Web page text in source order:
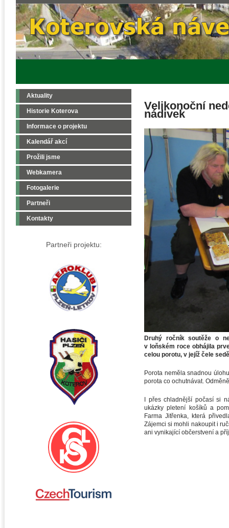
Aktuality
Historie Koterova
Informace o projektu
Kalendář akcí
Prožili jsme
Webkamera
Fotogalerie
Partneři
Kontakty
Partneři projektu:
Velikonoční
nádivek
Druhý ročník soutěže o
v loňském roce obhájila
celou porotu, v jejíž čele
Porota neměla snadnou
porota co ochutnávat.
I přes chladnější počasí si
ukázky pletení košíků a
Farma Jitřenka, která
Zájemci si mohli nakoupit i
ani vynikající občerstvení a